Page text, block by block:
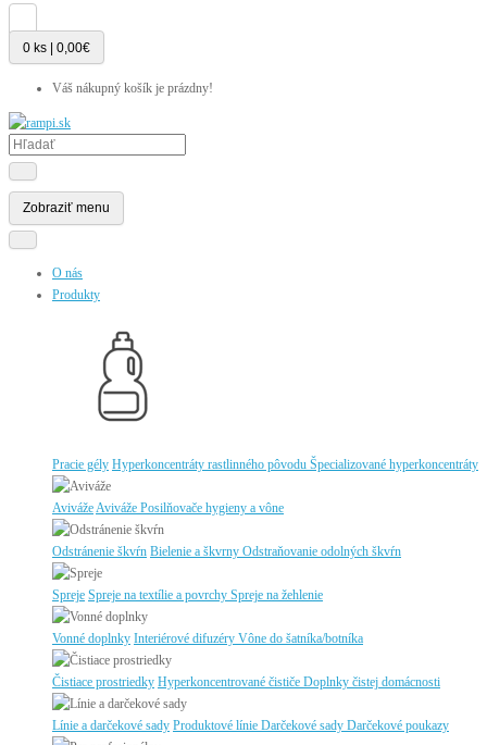
0 ks | 0,00€
Váš nákupný košík je prázdny!
Zobraziť menu
O nás
Produkty
Pracie gély Hyperkoncentráty rastlinného pôvodu Špecializované hyperkoncentráty
AvivážeAviváže Posilňovače hygieny a vône
Odstránenie škvŕn Bielenie a škvrny Odstraňovanie odolných škvŕn
Spreje Spreje na textílie a povrchy Spreje na žehlenie
Vonné doplnky Interiérové difuzéry Vône do šatníka/botníka
Čistiace prostriedky Hyperkoncentrované čističe Doplnky čistej domácnosti
Línie a darčekové sady Produktové línie Darčekové sady Darčekové poukazy